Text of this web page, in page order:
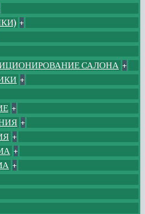
+
САЛОНА +
+
+
+
+
+
+